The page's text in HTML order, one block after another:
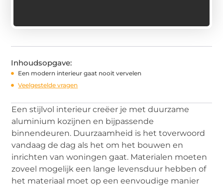
Inhoudsopgave:
Een modern interieur gaat nooit vervelen
Veelgestelde vragen
Een stijlvol interieur creëer je met duurzame
aluminium kozijnen en bijpassende
binnendeuren. Duurzaamheid is het toverwoord
vandaag de dag als het om het bouwen en
inrichten van woningen gaat. Materialen moeten
zoveel mogelijk een lange levensduur hebben of
het materiaal moet op een eenvoudige manier